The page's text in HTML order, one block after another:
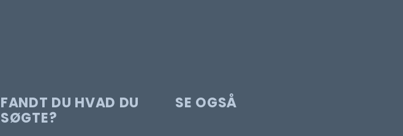
FANDT DU HVAD DU
SØGTE?
SE OGSÅ